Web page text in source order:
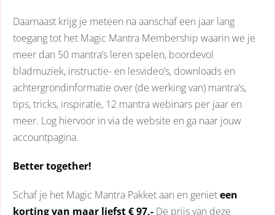
Daarnaast krijg je meteen na aanschaf een jaar lang
toegang tot het Magic Mantra Membership waarin we je
meer dan 50 mantra’s leren spelen, boordevol
bladmuziek, instructie- en lesvideo’s, downloads en
achtergrondinformatie over (de werking van) mantra’s,
tips, tricks, inspiratie, 12 mantra webinars per jaar en
meer. Log hiervoor in via de website en ga naar jouw
accountpagina.
Better together!
Schaf je het Magic Mantra Pakket aan en genieteen
korting van maar liefst € 97,- De prijs van deze